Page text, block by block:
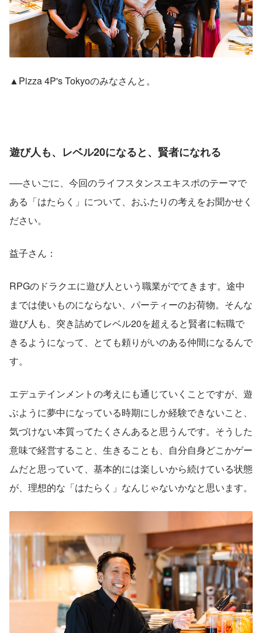
▲Pizza 4P's Tokyoのみなさんと。
遊び人も、レベル20になると、賢者になれる
──さいごに、今回のライフスタンスエキスポのテーマで
ある「はたらく」について、おふたりの考えをお聞かせく
ださい。
益子さん：
RPGのドラクエに遊び人という職業がでてきます。途中
までは使いものにならない、パーティーのお荷物。そんな
遊び人も、突き詰めてレベル20を超えると賢者に転職で
きるようになって、とても頼りがいのある仲間になるんで
す。
エデュテインメントの考えにも通じていくことですが、遊
ぶように夢中になっている時期にしか経験できないこと、
気づけない本質ってたくさんあると思うんです。そうした
意味で経営すること、生きることも、自分自身どこかゲー
ムだと思っていて、基本的には楽しいから続けている状態
が、理想的な「はたらく」なんじゃないかなと思います。